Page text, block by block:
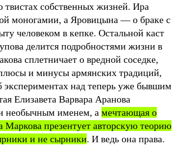
собственных жизней. Ира
моногамии, а Яровицына — о браке с
человеком в кепке. Остальной каст
делится подробностями жизни в
сплетничает о вредной соседке,
и минусы армянских традиций,
экспериментах над теперь уже бывшим
Елизавета Варвара Аранова
необычным именем, а мечтающая о
презентует авторскую теорию
и не сырники. И ведь она права.